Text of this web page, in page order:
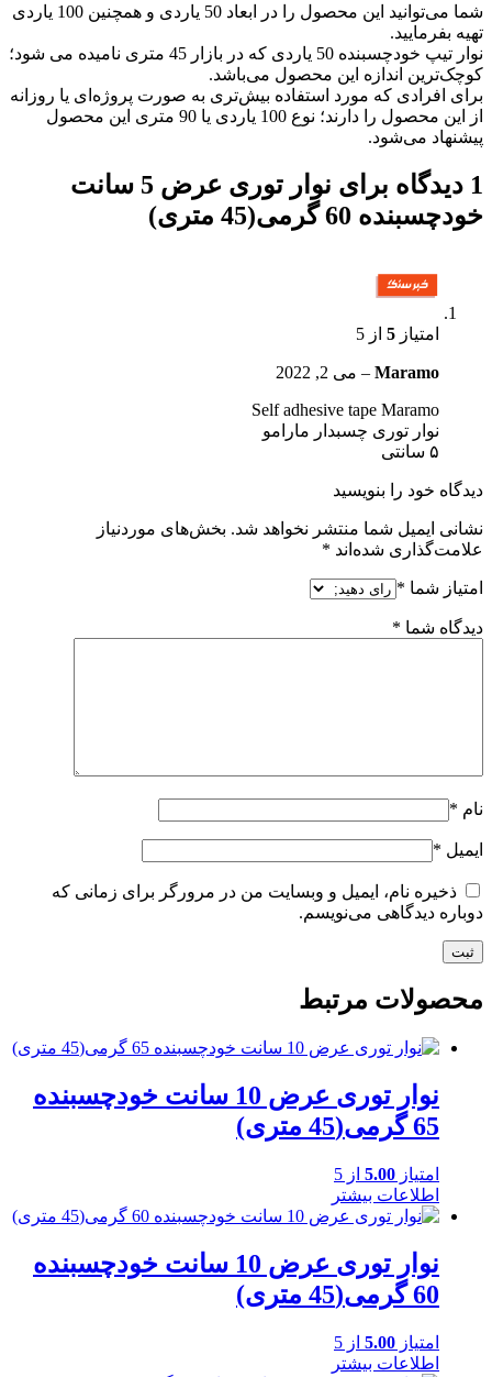
شما می‌توانید این محصول را در ابعاد 50 یاردی و همچنین 100 یاردی
تهیه بفرمایید.
نوار تیپ خودچسبنده 50 یاردی که در بازار 45 متری نامیده می شود؛
کوچک‌ترین اندازه این محصول می‌باشد.
برای افرادی که مورد استفاده بیش‌تری به صورت پروژه‌ای یا روزانه
از این محصول را دارند؛ نوع 100 یاردی یا 90 متری این محصول
پیشنهاد می‌شود.
1 دیدگاه برای
نوار توری عرض 5 سانت
خودچسبنده 60 گرمی(45 متری)
امتیاز 5 از 5
Maramo
– می 2, 2022
Self adhesive tape Maramo
نوار توری چسبدار مارامو
۵ سانتی
دیدگاه خود را بنویسید
نشانی ایمیل شما منتشر نخواهد شد. بخش‌های موردنیاز
علامت‌گذاری شده‌اند *
امتیاز شما *
دیدگاه شما *
نام *
ایمیل *
ذخیره نام، ایمیل و وبسایت من در مرورگر برای زمانی که
دوباره دیدگاهی می‌نویسم.
محصولات مرتبط
نوار توری عرض 10 سانت خودچسبنده
65 گرمی(45 متری)
امتیاز 5.00 از 5
اطلاعات بیشتر
نوار توری عرض 10 سانت خودچسبنده
60 گرمی(45 متری)
امتیاز 5.00 از 5
اطلاعات بیشتر